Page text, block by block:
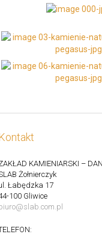
Kontakt
KAMIENIARSKI –
Żołnierczyk
Łabędzka 17
100 Gliwice